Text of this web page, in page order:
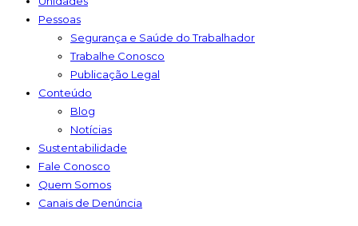
Pessoas
Segurança e Saúde do Trabalhador
Trabalhe Conosco
Publicação Legal
Conteúdo
Blog
Notícias
Sustentabilidade
Fale Conosco
Quem Somos
Canais de Denúncia